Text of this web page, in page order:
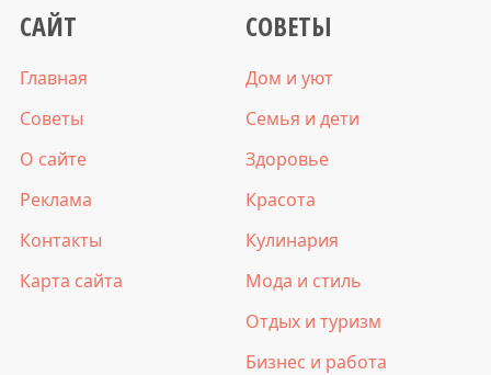
САЙТ
Главная
Советы
О сайте
Реклама
Контакты
Карта сайта
СОВЕТЫ
Дом и уют
Семья и дети
Здоровье
Красота
Кулинария
Мода и стиль
Отдых и туризм
Бизнес и работа